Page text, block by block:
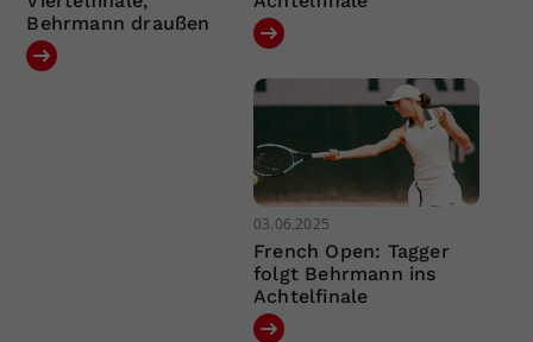
Behrmann draußen
03.06.2025
French Open: Tagger
folgt Behrmann ins
Achtelfinale